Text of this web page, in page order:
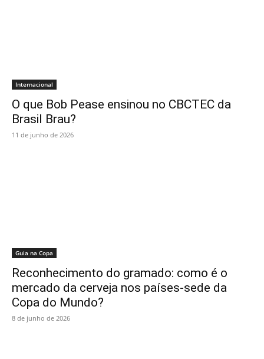
Internacional
O que Bob Pease ensinou no CBCTEC da
Brasil Brau?
11 de junho de 2026
Guia na Copa
Reconhecimento do gramado: como é o
mercado da cerveja nos países-sede da
Copa do Mundo?
8 de junho de 2026